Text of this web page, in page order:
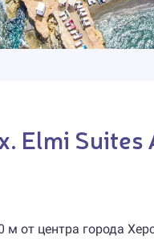
Elmi Suites
от центра города